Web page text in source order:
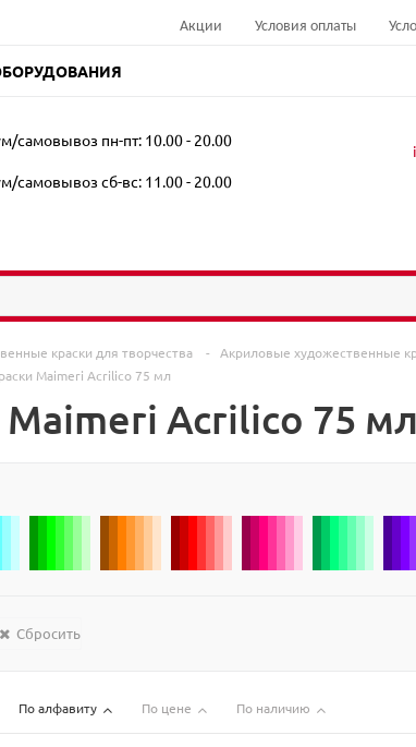
Акции Условия оплаты
самовывоз пн-пт: 10.00 - 20.00
самовывоз сб-вс: 11.00 - 20.00
краски для творчества - Акриловые художественные
Maimeri Acrilico 75 мл
Maimeri Acrilico 75
Сбросить
По алфавиту По цене По наличию